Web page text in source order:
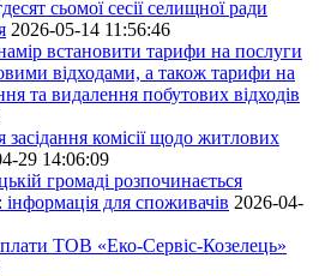
сьомої сесії селищної ради
2026-05-14 11:56:46
встановити тарифи на послуги
відходами, а також тарифи на
та видалення побутових відходів
засідання комісії щодо житлових
29 14:06:09
громаді розпочинається
для споживачів 2026-04-
ТОВ «Еко-Сервіс-Козелець»